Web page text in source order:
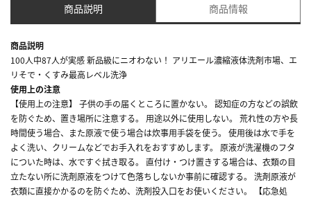
商品説明 商品情報
商品説明
100人中87人が実感 新品級にニオわない！ アリエール濃縮液体洗剤市場、エ
リそで・くすみ最高レベル洗浄
使用上の注意
【使用上の注意】 子供の手の届くところに置かない。 認知症の方などの誤飲
を防ぐため、置き場所に注意する。 用途以外に使用しない。 荒れ性の方や長
時間使う場合、また原液で使う場合は炊事用手袋を使う。 使用後は水で手を
よく洗い、クリームなどでお手入れをおすすめします。 原液が洗濯機のフタ
についた時は、水ですぐ拭き取る。 直付け・つけ置きする場合は、衣類の目
立たない所に洗剤原液をつけて色落ちしないか事前に確認する。 洗剤原液が
衣類に直接かかるのを防ぐため、洗剤投入口をお使いください。 【応急処